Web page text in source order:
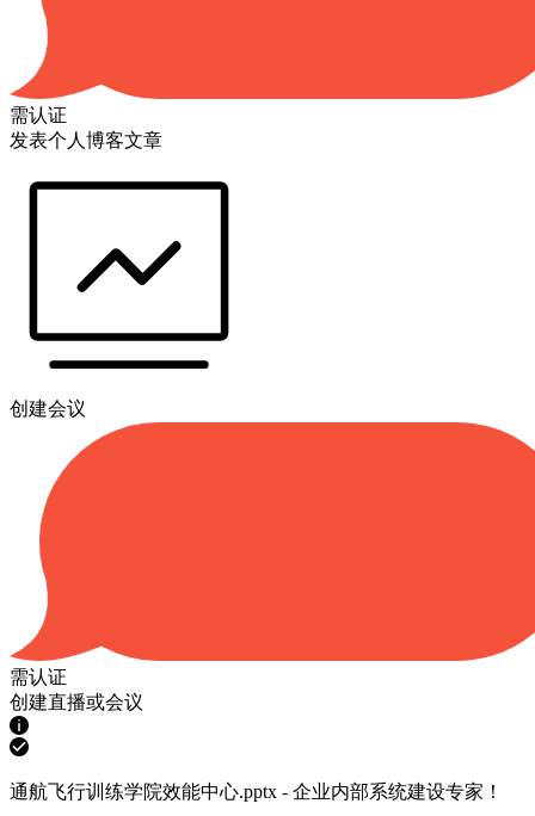
需认证
发表个人博客文章
创建会议
需认证
创建直播或会议
通航飞行训练学院效能中心.pptx - 企业内部系统建设专家！